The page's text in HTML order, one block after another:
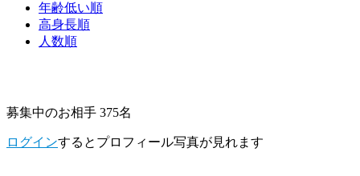
年齢低い順
高身長順
人数順
募集中のお相手 375名
ログインするとプロフィール写真が見れます